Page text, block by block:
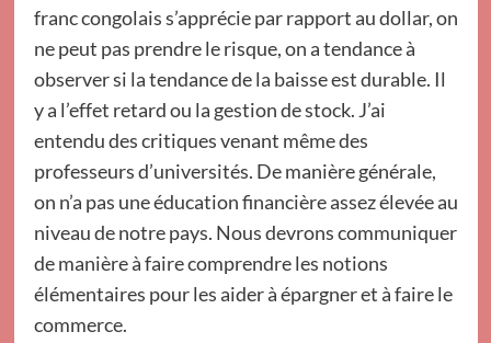
franc congolais s’apprécie par rapport au dollar, on
ne peut pas prendre le risque, on a tendance à
observer si la tendance de la baisse est durable. Il
y a l’effet retard ou la gestion de stock. J’ai
entendu des critiques venant même des
professeurs d’universités. De manière générale,
on n’a pas une éducation financière assez élevée au
niveau de notre pays. Nous devrons communiquer
de manière à faire comprendre les notions
élémentaires pour les aider à épargner et à faire le
commerce.